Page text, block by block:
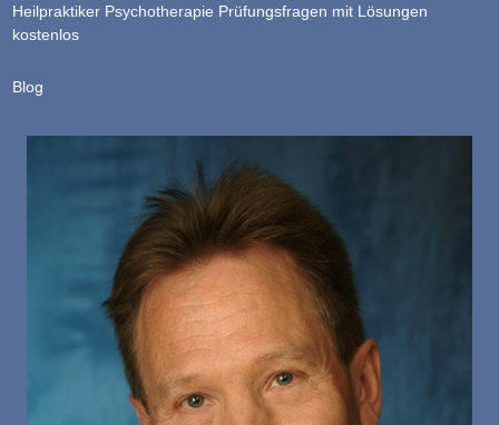
Heilpraktiker Psychotherapie Prüfungsfragen mit Lösungen
kostenlos
Blog